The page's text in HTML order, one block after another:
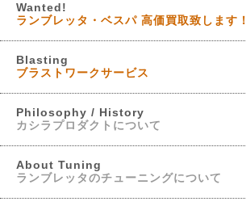
Wanted!
ランブレッタ・ベスパ 高価買取致します！
Blasting
ブラストワークサービス
Philosophy / History
カシラプロダクトについて
About Tuning
ランブレッタのチューニングについて